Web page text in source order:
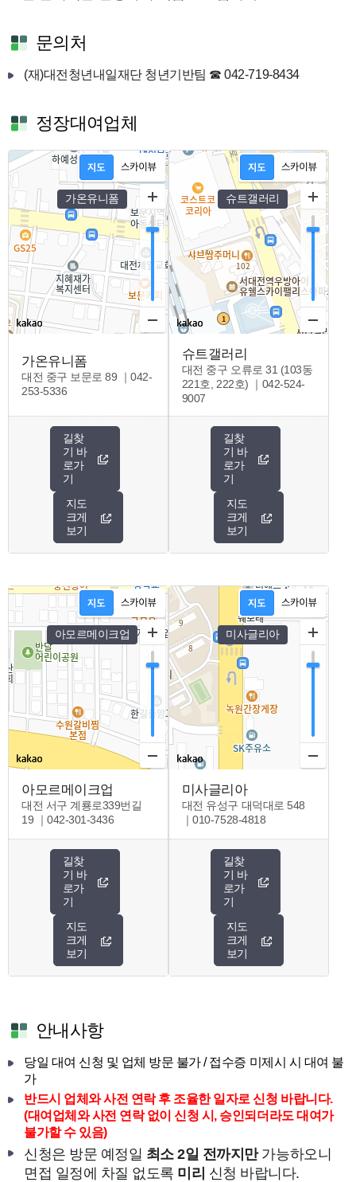
문의처
(재)대전청년내일재단 청년기반팀 ☎ 042-719-8434
정장대여업체
가온유니폼
가온유니폼
대전 중구 보문로 89 ｜042-
253-5336
길찾
기 바
로가
기
지도
크게
보기
슈트갤러리
슈트갤러리
대전 중구 오류로 31 (103동
221호, 222호) ｜042-524-
9007
길찾
기 바
로가
기
지도
크게
보기
아모르메이크업
아모르메이크업
대전 서구 계룡로339번길
19 ｜042-301-3436
길찾
기 바
로가
기
지도
크게
보기
미사글리아
미사글리아
대전 유성구 대덕대로 548
｜010-7528-4818
길찾
기 바
로가
기
지도
크게
보기
안내사항
당일 대여 신청 및 업체 방문 불가 / 접수증 미제시 시 대여 불
가
반드시 업체와 사전 연락 후 조율한 일자로 신청 바랍니다.
(대여업체와 사전 연락 없이 신청 시, 승인되더라도 대여가
불가할 수 있음)
신청은 방문 예정일 최소 2일 전까지만 가능하오니
면접 일정에 차질 없도록 미리 신청 바랍니다.